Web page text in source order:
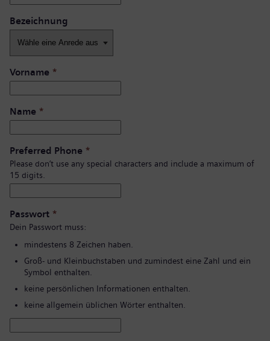
Bezeichnung
Vorname *
Name *
Preferred Phone *
Please don’t use any special characters and include a maximum of
15 digits.
Passwort *
Dein Passwort muss:
mindestens 8 Zeichen haben.
Groß- und Kleinbuchstaben und zumindest eine Zahl und ein
Symbol enthalten.
keine persönlichen Informationen enthalten.
keine allgemein üblichen Wörter enthalten.